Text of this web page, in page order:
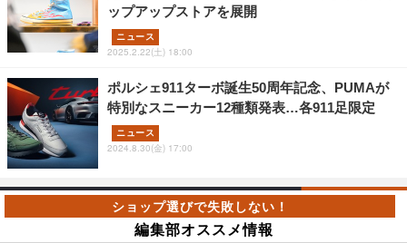
ップアップストアを展開
ニュース
2025.2.22(土) 18:00
ポルシェ911ターボ誕生50周年記念、PUMAが
特別なスニーカー12種類発表…各911足限定
ニュース
2024.8.30(金) 17:00
編集部オススメ情報